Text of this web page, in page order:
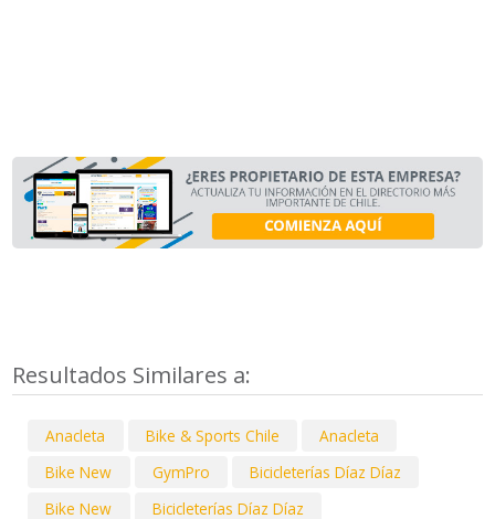
Resultados Similares a:
Anacleta Bike & Sports Chile
Anacleta
Bike New
GymPro
Bicicleterías Díaz Díaz
Bike New
Bicicleterías Díaz Díaz